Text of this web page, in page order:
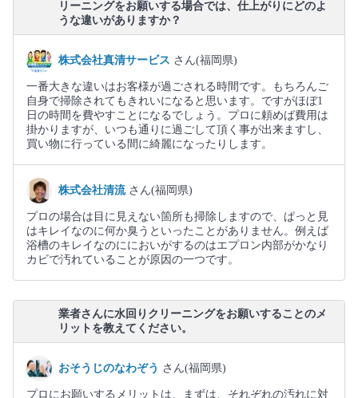
リーニングをお願いする場合では、仕上がりにどのよ
うな違いがありますか？
株式会社真清サービス さん(福岡県)
一番大きな違いはお客様が過ごされる時間です。もちろんご
自身で掃除されてもきれいになると思います。ですがほぼ1
日の時間を費やすことになるでしょう。プロに頼めば費用は
掛かりますが、いつも通りに過ごして頂く事が出来ますし、
買い物に行っている間に綺麗になったりします。
株式会社清流 さん(福岡県)
プロの場合は目に見えない箇所も掃除しますので、ぱっと見
はキレイなのに何か臭うといったことがありません。例えば
浴槽のキレイなのににおいがするのはエプロン内部がかなり
カビで汚れていることが原因の一つです。
業者さんに水回りクリーニングをお願いすることのメ
リットを教えてください。
おそうじのなわぞう さん(福岡県)
プロにお願いするメリットは、まずは、それぞれの汚れに対